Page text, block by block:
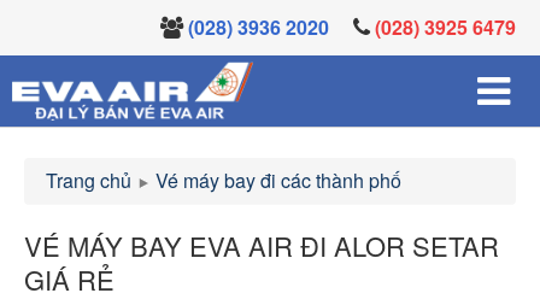
(028) 3936 2020 (028) 3925 6479
Trang chủ Vé máy bay đi các thành phố
VÉ MÁY BAY EVA AIR ĐI ALOR SETAR
GIÁ RẺ